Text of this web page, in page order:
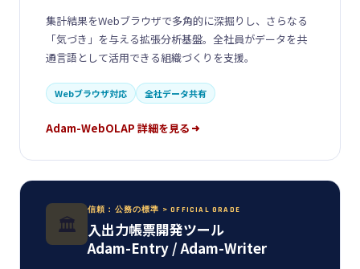
集計結果をWebブラウザで多角的に深掘りし、さらなる
「気づき」を与える拡張分析基盤。全社員がデータを共
通言語として活用できる組織づくりを支援。
Webブラウザ対応 全社データ共有
Adam-WebOLAP 詳細を見る
🏛️
信頼：公務の標準 > OFFICIAL GRADE
入出力帳票開発ツール
Adam-Entry / Adam-Writer